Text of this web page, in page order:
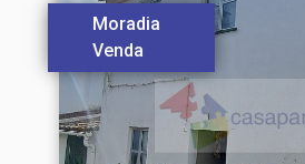
Moradia
Venda